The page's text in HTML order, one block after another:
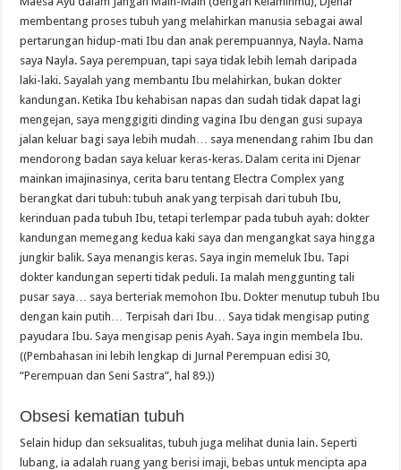
membentang proses tubuh yang melahirkan manusia sebagai awal
pertarungan hidup-mati Ibu dan anak perempuannya, Nayla. Nama
saya Nayla. Saya perempuan, tapi saya tidak lebih lemah daripada
laki-laki. Sayalah yang membantu Ibu melahirkan, bukan dokter
kandungan. Ketika Ibu kehabisan napas dan sudah tidak dapat lagi
mengejan, saya menggigiti dinding vagina Ibu dengan gusi supaya
jalan keluar bagi saya lebih mudah… saya menendang rahim Ibu dan
mendorong badan saya keluar keras-keras. Dalam cerita ini Djenar
mainkan imajinasinya, cerita baru tentang Electra Complex yang
berangkat dari tubuh: tubuh anak yang terpisah dari tubuh Ibu,
kerinduan pada tubuh Ibu, tetapi terlempar pada tubuh ayah: dokter
kandungan memegang kedua kaki saya dan mengangkat saya hingga
jungkir balik. Saya menangis keras. Saya ingin memeluk Ibu. Tapi
dokter kandungan seperti tidak peduli. Ia malah menggunting tali
pusar saya… saya berteriak memohon Ibu. Dokter menutup tubuh Ibu
dengan kain putih… Terpisah dari Ibu… Saya tidak mengisap puting
payudara Ibu. Saya mengisap penis Ayah. Saya ingin membela Ibu.
((Pembahasan ini lebih lengkap di Jurnal Perempuan edisi 30,
“Perempuan dan Seni Sastra”, hal 89.))
Obsesi kematian tubuh
Selain hidup dan seksualitas, tubuh juga melihat dunia lain. Seperti
lubang, ia adalah ruang yang berisi imaji, bebas untuk mencipta apa